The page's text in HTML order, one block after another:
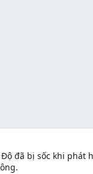
đã bị sốc khi